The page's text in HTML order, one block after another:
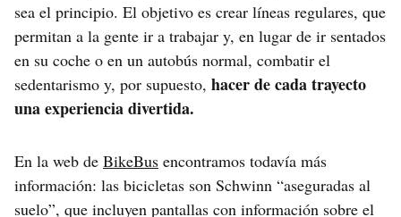
sea el principio. El objetivo es crear líneas regulares, que
permitan a la gente ir a trabajar y, en lugar de ir sentados
en su coche o en un autobús normal, combatir el
sedentarismo y, por supuesto, hacer de cada trayecto
una experiencia divertida.
En la web de BikeBus encontramos todavía más
información: las bicicletas son Schwinn “aseguradas al
suelo”, que incluyen pantallas con información sobre el